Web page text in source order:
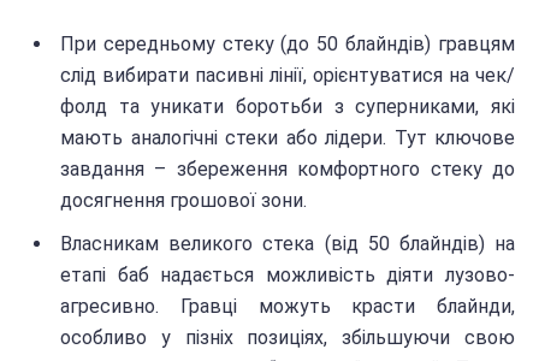
При середньому стеку (до 50 блайндів) гравцям
слід вибирати пасивні лінії, орієнтуватися на чек/
фолд та уникати боротьби з суперниками, які
мають аналогічні стеки або лідери. Тут ключове
завдання – збереження комфортного стеку до
досягнення грошової зони.
Власникам великого стека (від 50 блайндів) на
етапі баб надається можливість діяти лузово-
агресивно. Гравці можуть красти блайнди,
особливо у пізніх позиціях, збільшуючи свою